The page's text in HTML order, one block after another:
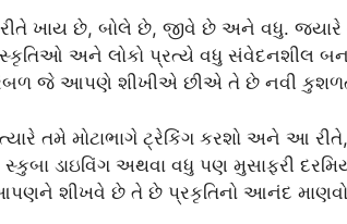
ખાય છે, બોલે છે, જીવે છે અને વધુ. જ્યારે
અને લોકો પ્રત્યે વધુ સંવેદનશીલ
જે આપણે શીખીએ છીએ તે છે નવી
ત્યારે તમે મોટાભાગે ટ્રેકિંગ કરશો અને આ
ડાઇવિંગ અથવા વધુ પણ મુસાફરી
શીખવે છે તે છે પ્રકૃતિનો આનંદ